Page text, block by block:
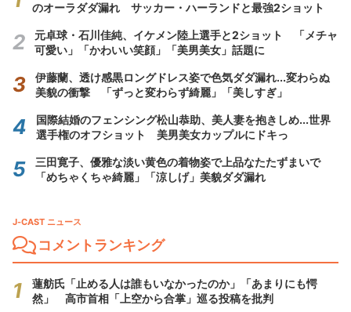
のオーラダダ漏れ サッカー・ハーランドと最強2ショット
元卓球・石川佳純、イケメン陸上選手と2ショット 「メチャ
可愛い」「かわいい笑顔」「美男美女」話題に
伊藤蘭、透け感黒ロングドレス姿で色気ダダ漏れ...変わらぬ
美貌の衝撃 「ずっと変わらず綺麗」「美しすぎ」
国際結婚のフェンシング松山恭助、美人妻を抱きしめ...世界
選手権のオフショット 美男美女カップルにドキっ
三田寛子、優雅な淡い黄色の着物姿で上品なたたずまいで
「めちゃくちゃ綺麗」「涼しげ」美貌ダダ漏れ
J-CAST ニュース
コメントランキング
蓮舫氏「止める人は誰もいなかったのか」「あまりにも愕
然」 高市首相「上空から合掌」巡る投稿を批判